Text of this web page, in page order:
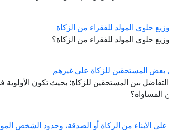
حلوى المولد للفقراء من الزكاة
حلوى المولد للفقراء من الزكاة؟
بعض المستحقين للزكاة على غيرهم
بين المستحقين للزكاة؛ بحيث تكون
المساواة؟
على الأبناء من الزكاة أو الصدقة، وحدود الشخص